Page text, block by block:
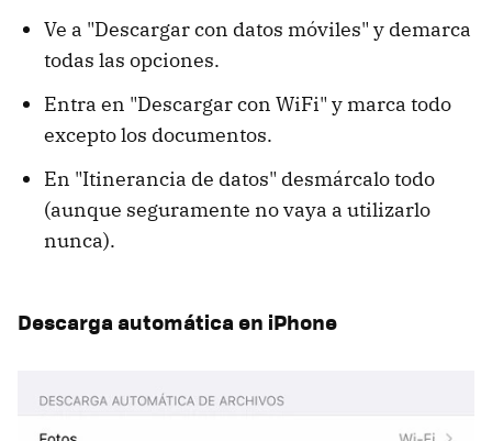
Ve a "Descargar con datos móviles" y demarca
todas las opciones.
Entra en "Descargar con WiFi" y marca todo
excepto los documentos.
En "Itinerancia de datos" desmárcalo todo
(aunque seguramente no vaya a utilizarlo
nunca).
Descarga automática en iPhone